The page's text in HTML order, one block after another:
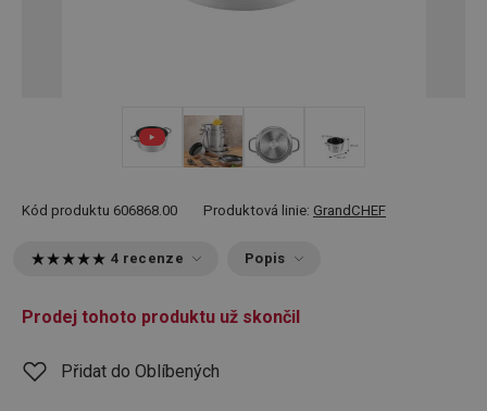
Kód produktu 606868.00 Produktová linie: GrandCHEF
4 recenze Popis
Prodej tohoto produktu už skončil
Přidat do Oblíbených